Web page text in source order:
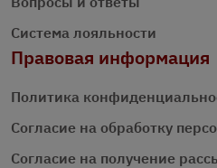
Система лояльности
Правовая информация
Политика
Согласие на обработку
Согласие на получение